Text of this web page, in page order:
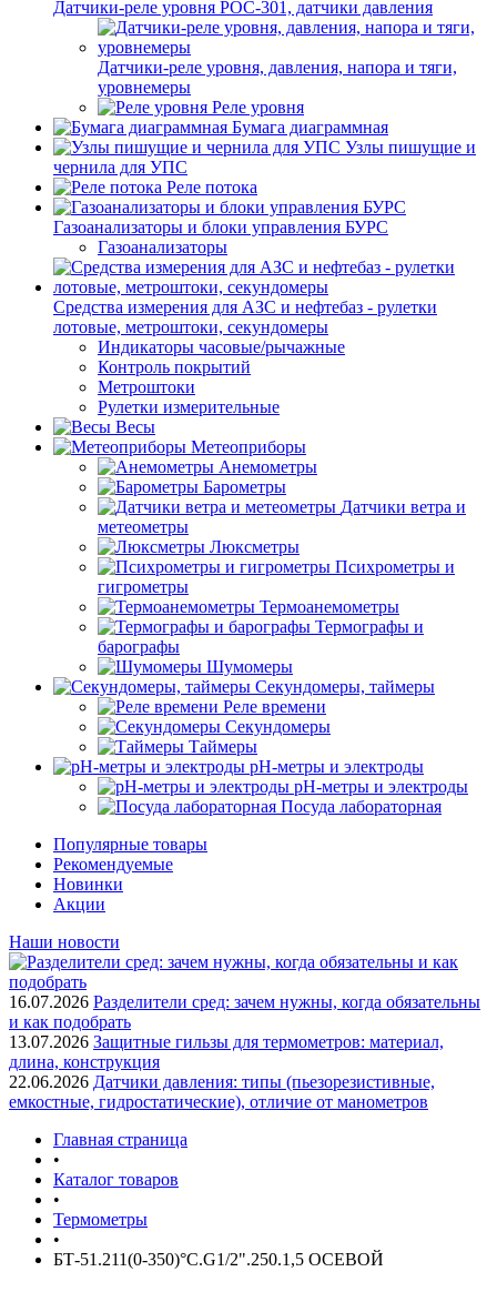
Датчики-реле уровня РОС-301, датчики давления
Датчики-реле уровня, давления, напора и тяги,
уровнемеры
Реле уровня
Бумага диаграммная
Узлы пишущие и
чернила для УПС
Реле потока
Газоанализаторы и блоки управления БУРС
Газоанализаторы
Средства измерения для АЗС и нефтебаз - рулетки
лотовые, метроштоки, секундомеры
Индикаторы часовые/рычажные
Контроль покрытий
Метроштоки
Рулетки измерительные
Весы
Метеоприборы
Анемометры
Барометры
Датчики ветра и
метеометры
Люксметры
Психрометры и
гигрометры
Термоанемометры
Термографы и
барографы
Шумомеры
Секундомеры, таймеры
Реле времени
Секундомеры
Таймеры
pH-метры и электроды
pH-метры и электроды
Посуда лабораторная
Популярные товары
Рекомендуемые
Новинки
Акции
Наши новости
16.07.2026 Разделители сред: зачем нужны, когда обязательны
и как подобрать
13.07.2026 Защитные гильзы для термометров: материал,
длина, конструкция
22.06.2026 Датчики давления: типы (пьезорезистивные,
емкостные, гидростатические), отличие от манометров
Главная страница
•
Каталог товаров
•
Термометры
•
БТ-51.211(0-350)°С.G1/2".250.1,5 ОСЕВОЙ